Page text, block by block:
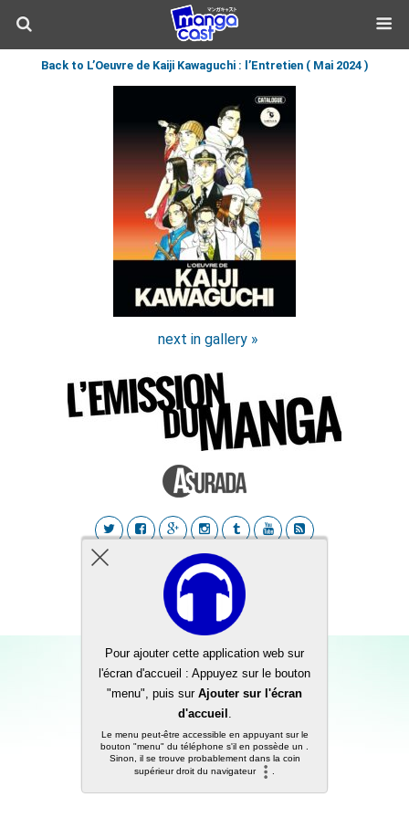
Back to L’Oeuvre de Kaiji Kawaguchi : l’Entretien ( Mai 2024 )
next in gallery »
Back to top